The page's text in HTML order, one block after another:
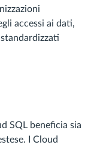
accessi ai dati,
SQL beneficia sia
I Cloud